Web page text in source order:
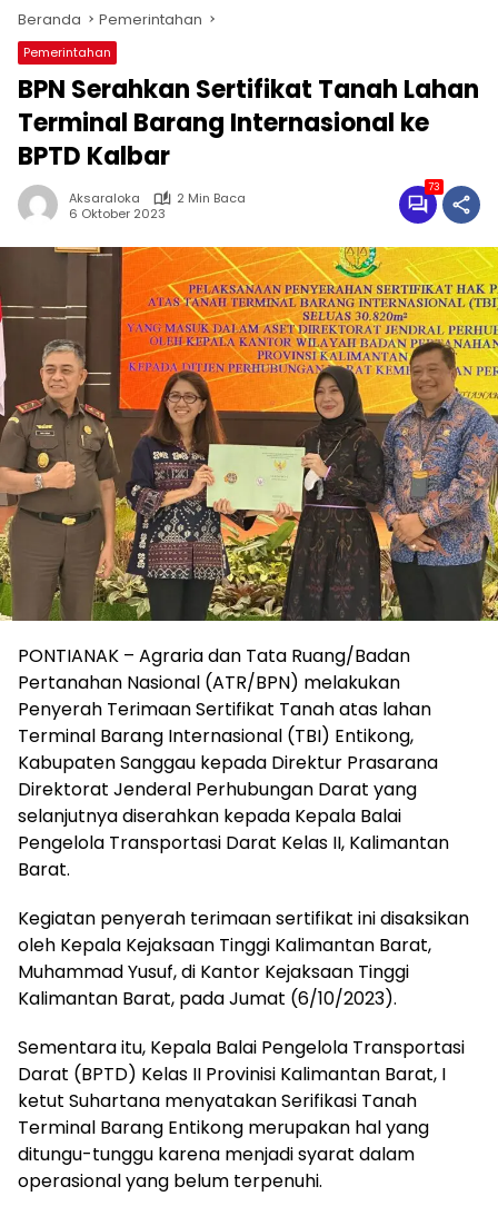
Beranda Pemerintahan
Pemerintahan
BPN Serahkan Sertifikat Tanah Lahan
Terminal Barang Internasional ke
BPTD Kalbar
Aksaraloka
2 Min Baca
6 Oktober 2023
73
PONTIANAK – Agraria dan Tata Ruang/Badan
Pertanahan Nasional (ATR/BPN) melakukan
Penyerah Terimaan Sertifikat Tanah atas lahan
Terminal Barang Internasional (TBI) Entikong,
Kabupaten Sanggau kepada Direktur Prasarana
Direktorat Jenderal Perhubungan Darat yang
selanjutnya diserahkan kepada Kepala Balai
Pengelola Transportasi Darat Kelas II, Kalimantan
Barat.
Kegiatan penyerah terimaan sertifikat ini disaksikan
oleh Kepala Kejaksaan Tinggi Kalimantan Barat,
Muhammad Yusuf, di Kantor Kejaksaan Tinggi
Kalimantan Barat, pada Jumat (6/10/2023).
Sementara itu, Kepala Balai Pengelola Transportasi
Darat (BPTD) Kelas II Provinisi Kalimantan Barat, I
ketut Suhartana menyatakan Serifikasi Tanah
Terminal Barang Entikong merupakan hal yang
ditungu-tunggu karena menjadi syarat dalam
operasional yang belum terpenuhi.